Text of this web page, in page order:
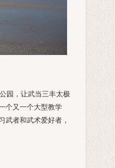
园，让武当三丰太极
个又一个大型教学
武者和武术爱好者，